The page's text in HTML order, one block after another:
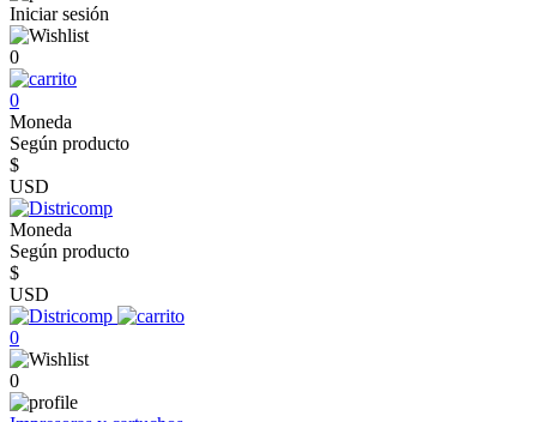
Iniciar sesión
0
0
Moneda
Según producto
$
USD
Moneda
Según producto
$
USD
0
0